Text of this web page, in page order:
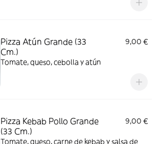
Pizza Atún Grande (33
Cm.)
9,00 €
Tomate, queso, cebolla y atún
Pizza Kebab Pollo Grande
(33 Cm.)
9,00 €
Tomate, queso, carne de kebab y salsa de